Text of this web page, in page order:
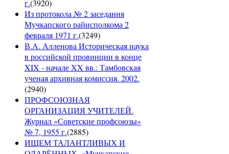
г.(3920)
Из протокола № 2 заседания
Мучкапского райисполкома 2
февраля 1971 г.(3249)
В.А. Алленова Историческая наука
в российской провинции в конце
XIX - начале XX вв.: Тамбовская
ученая архивная комиссия. 2002.
(2940)
ПРОФСОЮЗНАЯ
ОРГАНИЗАЦИЯ УЧИТЕЛЕЙ.
Журнал «Советские профсоюзы»
№ 7, 1955 г.(2885)
ИЩЕМ ТАЛАНТЛИВЫХ И